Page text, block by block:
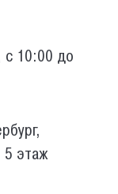
с 10:00 до
5 этаж